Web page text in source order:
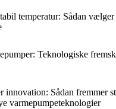
temperatur: Sådan
Teknologiske
innovation: Sådan fremmer
varmepumpeteknologier